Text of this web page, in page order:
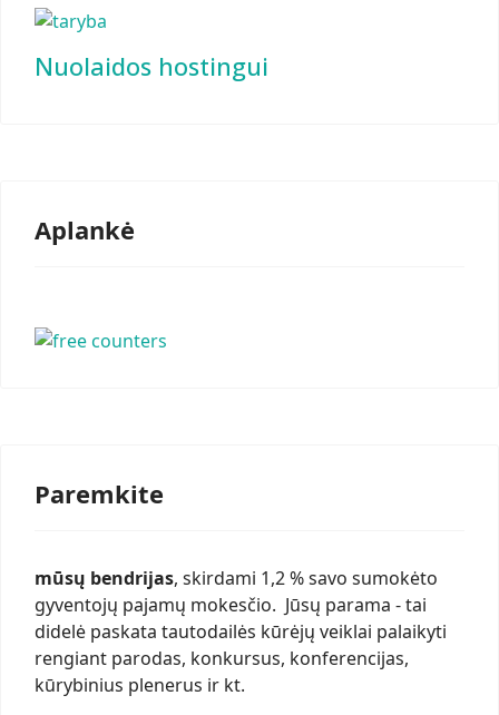
Nuolaidos hostingui
Aplankė
Paremkite
mūsų bendrijas, skirdami 1,2 % savo sumokėto
gyventojų pajamų mokesčio. Jūsų parama - tai
didelė paskata tautodailės kūrėjų veiklai palaikyti
rengiant parodas, konkursus, konferencijas,
kūrybinius plenerus ir kt.